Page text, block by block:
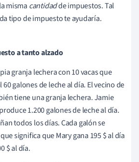
misma cantidadde impuestos. Tal
tipo de impuesto te ayudaría.
a tanto alzado
granja lechera con 10 vacas que
galones de leche al día. El vecino de
tiene una granja lechera. Jamie
1.200 galones de leche al día.
todos los días. Cada galón se
significa que Mary gana 195 $ al día
$ al día.